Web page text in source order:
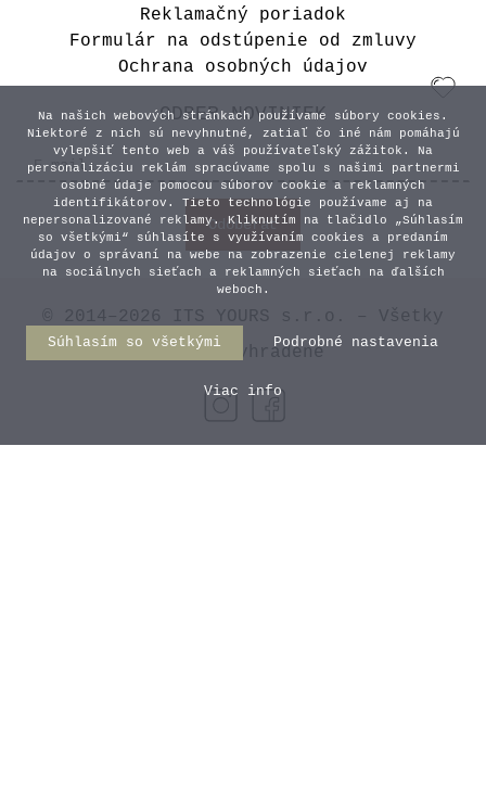
Reklamačný poriadok
Formulár na odstúpenie od zmluvy
Ochrana osobných údajov
ODBER NOVINIEK
© 2014–2026 ITS YOURS s.r.o. – Všetky
práva vyhradené
Na našich webových stránkach používame súbory cookies.
Niektoré z nich sú nevyhnutné, zatiaľ čo iné nám pomáhajú
vylepšiť tento web a váš používateľský zážitok. Na
personalizáciu reklám spracúvame spolu s našimi partnermi
osobné údaje pomocou súborov cookie a reklamných
identifikátorov. Tieto technológie používame aj na
nepersonalizované reklamy. Kliknutím na tlačidlo „Súhlasím
so všetkými“ súhlasíte s využívaním cookies a predaním
údajov o správaní na webe na zobrazenie cielenej reklamy
na sociálnych sieťach a reklamných sieťach na ďalších
weboch.
Súhlasím so všetkými Podrobné nastavenia
Viac info